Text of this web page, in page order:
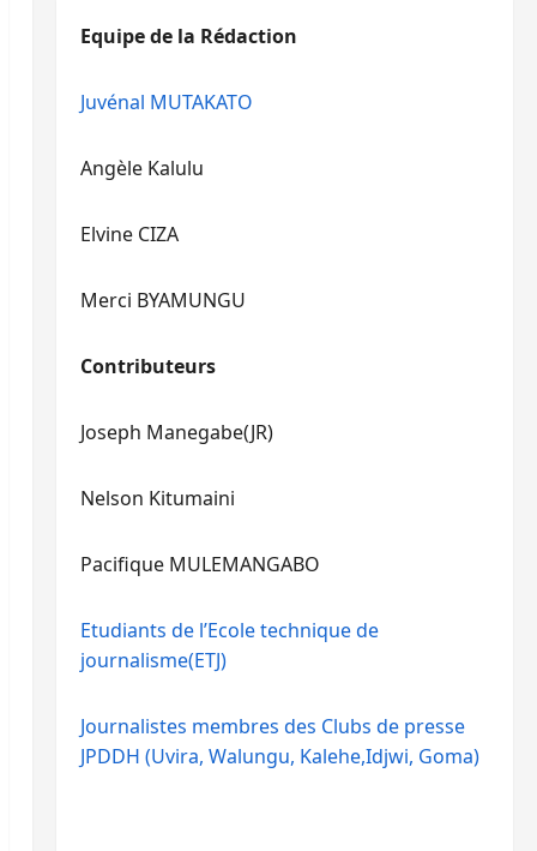
Equipe de la Rédaction
Juvénal MUTAKATO
Angèle Kalulu
Elvine CIZA
Merci BYAMUNGU
Contributeurs
Joseph Manegabe(JR)
Nelson Kitumaini
Pacifique MULEMANGABO
Etudiants de l’Ecole technique de
journalisme(ETJ)
Journalistes membres des Clubs de presse
JPDDH (Uvira, Walungu, Kalehe,Idjwi, Goma)